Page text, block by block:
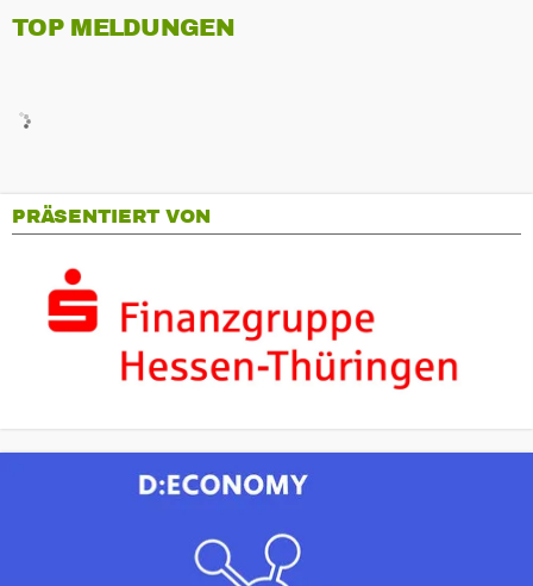
TOP MELDUNGEN
PRÄSENTIERT VON